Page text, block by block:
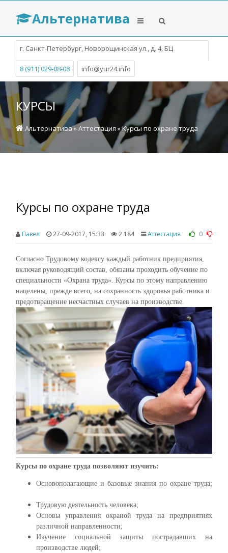
Альтернатива
г. Санкт-Петербург, Новорощинская ул., д. 4, БЦ
Собрание
8 (911) 029-08-08 info@yur24.info
КУРСЫ
Альтернатива»Аттестация » Курсы по охране труда
Курсы по охране труда
Павел 27-09-2017, 15:33 2 184 Аттестация 0
Согласно Трудовому кодексу каждый работник предприятия,
включая руководящий состав, обязаны проходить обучение по
специальности «Охрана труда». Курсы по этому направлению
нацелены, прежде всего, на сохранность здоровья работника и
предотвращение несчастных случаев на производстве.
Курсы по охране труда позволяют изучить:
Основополагающие и базовые знания по охране труда;
Трудовую деятельность человека;
Основы управления охраной труда на предприятиях
различной направленности;
Изучение социальной защиты пострадавших на
производстве людей;